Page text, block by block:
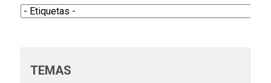
TEMAS